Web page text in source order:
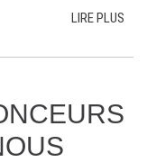
LIRE PLUS